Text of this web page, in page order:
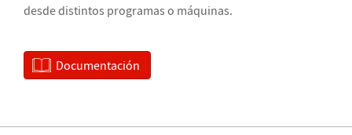
desde distintos programas o máquinas.
Documentación